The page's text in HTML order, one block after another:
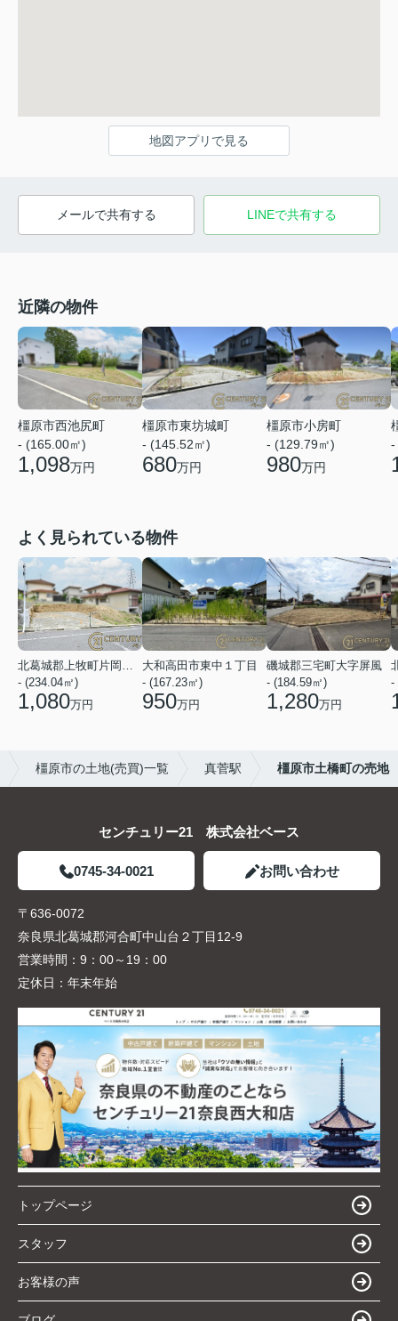
地図アプリで見る
メールで共有する LINEで共有する
近隣の物件
橿原市西池尻町
- (165.00㎡)
1,098万円
橿原市東坊城町
- (145.52㎡)
680万円
橿原市小房町
- (129.79㎡)
980万円
-
よく見られている物件
北葛城郡上牧町片岡台１丁目
- (234.04㎡)
1,080万円
大和高田市東中１丁目
- (167.23㎡)
950万円
磯城郡三宅町大字屏風
- (184.59㎡)
1,280万円
-
橿原市の土地(売買)一覧 真菅駅 橿原市土橋町の売地
センチュリー21 株式会社ベース
0745-34-0021 お問い合わせ
〒636-0072
奈良県北葛城郡河合町中山台２丁目12-9
営業時間： 9：00～19：00
定休日： 年末年始
トップページ
スタッフ
お客様の声